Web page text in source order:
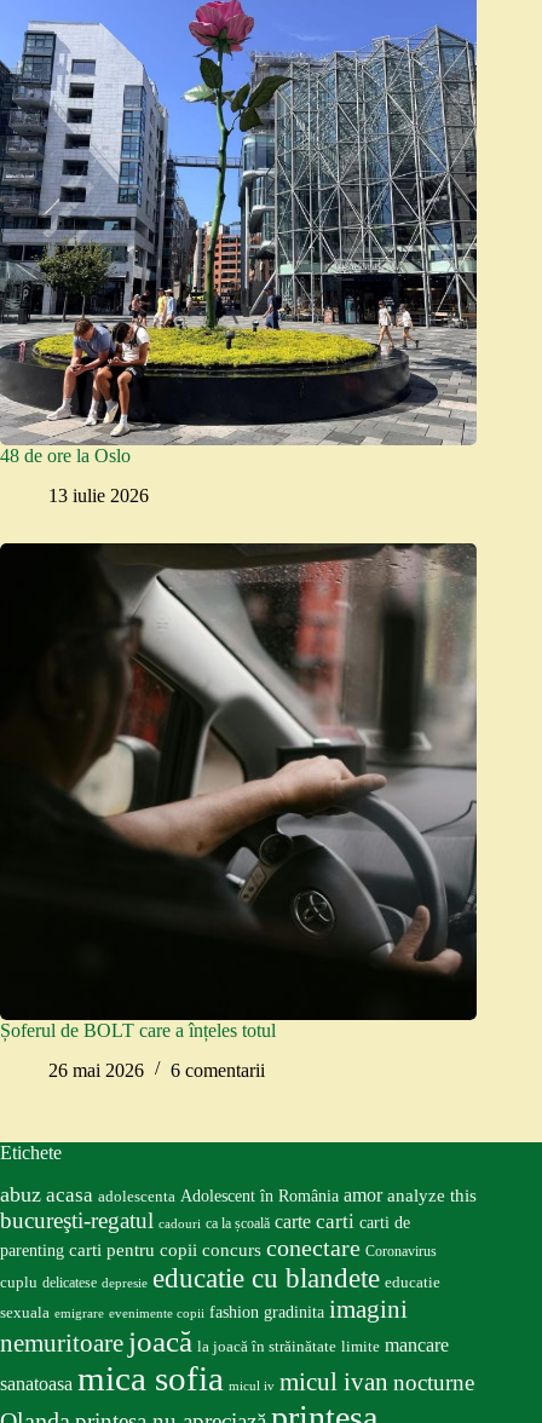
48 de ore la Oslo
13 iulie 2026
Șoferul de BOLT care a înțeles totul
26 mai 2026
6 comentarii
Etichete
abuz acasa adolescenta Adolescent în România amor analyze this
bucureşti-regatul cadouri ca la școală carte carti carti de
parenting carti pentru copii concurs conectare Coronavirus
cuplu delicatese depresie educatie cu blandete educatie
sexuala emigrare evenimente copii fashion gradinita imagini
nemuritoare joacă la joacă în străinătate limite mancare
sanatoasa mica sofia micul iv micul ivan nocturne